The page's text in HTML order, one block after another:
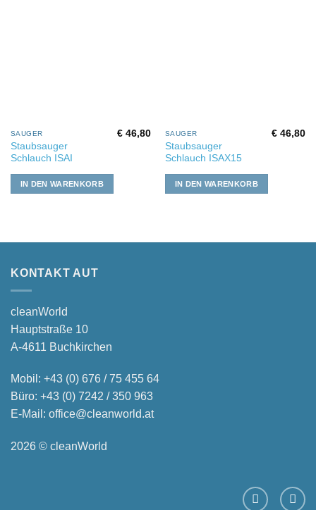
SAUGER
Staubsauger
Schlauch ISAI
€ 46,80
IN DEN WARENKORB
SAUGER
Staubsauger
Schlauch ISAX15
€ 46,80
IN DEN WARENKORB
KONTAKT AUT
cleanWorld
Hauptstraße 10
A-4611 Buchkirchen
Mobil: +43 (0) 676 / 75 455 64
Büro: +43 (0) 7242 / 350 963
E-Mail: office@cleanworld.at
2026 © cleanWorld